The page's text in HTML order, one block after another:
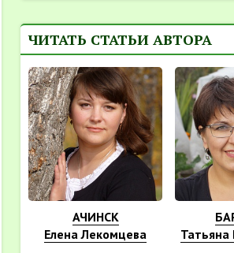
ЧИТАТЬ СТАТЬИ АВТОРА
АЧИНСК
Елена Лекомцева
Татьяна